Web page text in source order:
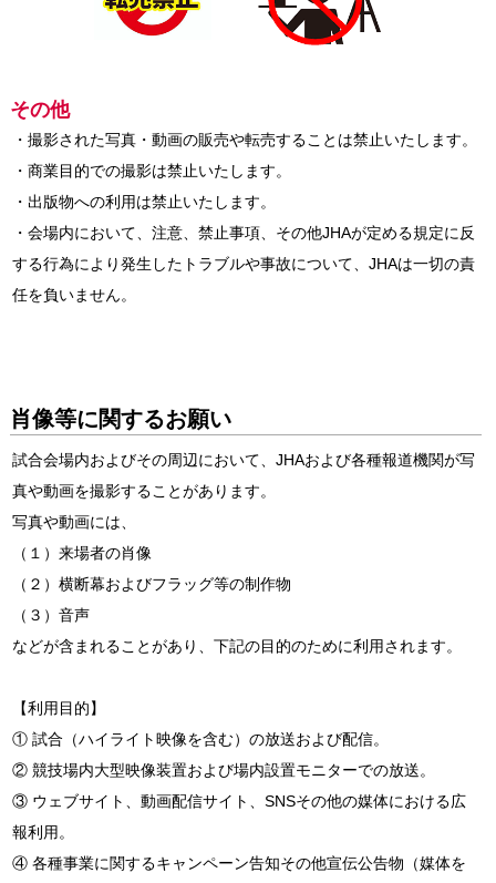
その他
・撮影された写真・動画の販売や転売することは禁止いたします。
・商業目的での撮影は禁止いたします。
・出版物への利用は禁止いたします。
・会場内において、注意、禁止事項、その他JHAが定める規定に反
する行為により発生したトラブルや事故について、JHAは一切の責
任を負いません。
肖像等に関するお願い
試合会場内およびその周辺において、JHAおよび各種報道機関が写
真や動画を撮影することがあります。
写真や動画には、
（１）来場者の肖像
（２）横断幕およびフラッグ等の制作物
（３）音声
などが含まれることがあり、下記の目的のために利用されます。
【利用目的】
① 試合（ハイライト映像を含む）の放送および配信。
② 競技場内大型映像装置および場内設置モニターでの放送。
③ ウェブサイト、動画配信サイト、SNSその他の媒体における広
報利用。
④ 各種事業に関するキャンペーン告知その他宣伝公告物（媒体を